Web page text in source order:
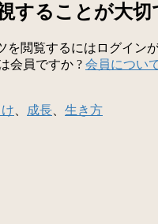
することが大切
を閲覧するにはログイン
会員ですか ? 会員につい
成長 生き方